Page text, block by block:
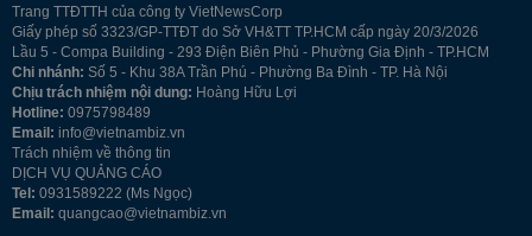
Trang TTĐTTH của công ty VietNewsCorp
Giấy phép số 3323/GP-TTĐT do Sở VH&TT TP.HCM cấp ngày 20/3/2026
Lầu 5 - Compa Building - 293 Điện Biên Phủ - Phường Gia Định - TP.HCM
Chi nhánh: Số 5 - Khu 38A Trần Phú - Phường Ba Đình - TP. Hà Nội
Chịu trách nhiệm nội dung: Hoàng Hữu Lợi
Hotline: 0975798489
Email: info@vietnambiz.vn
Trách nhiệm về thông tin
DỊCH VỤ QUẢNG CÁO
Tel: 0931589222 (Ms Ngọc)
Email: quangcao@vietnambiz.vn